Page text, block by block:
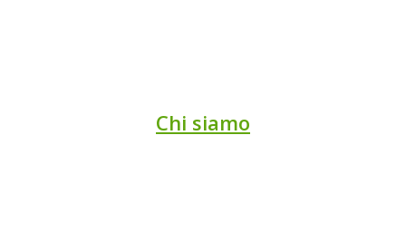
Chi siamo